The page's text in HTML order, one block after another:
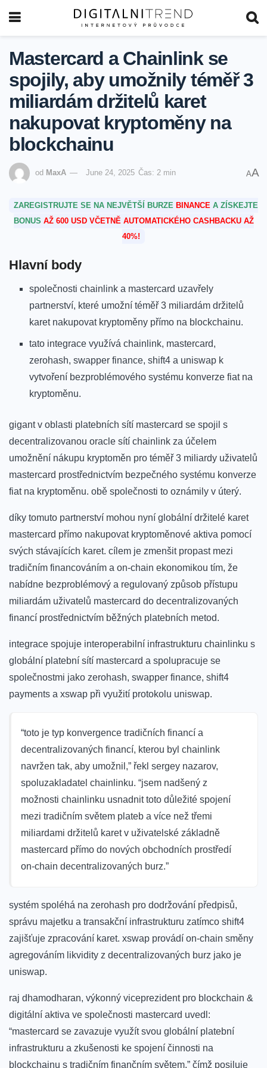
Mastercard a Chainlink se
spojily, aby umožnily téměř 3
miliardám držitelů karet
nakupovat kryptoměny na
blockchainu
od MaxA June 24, 2025 Čas: 2 min AA
ZAREGISTRUJTE SE NA NEJVĚTŠÍ BURZE BINANCE A ZÍSKEJTE
BONUS AŽ 600 USD VČETNĚ AUTOMATICKÉHO CASHBACKU AŽ
40%!
Hlavní body
společnosti chainlink a mastercard uzavřely
partnerství, které umožní téměř 3 miliardám držitelů
karet nakupovat kryptoměny přímo na blockchainu.
tato integrace využívá chainlink, mastercard,
zerohash, swapper finance, shift4 a uniswap k
vytvoření bezproblémového systému konverze fiat na
kryptoměnu.
gigant v oblasti platebních sítí mastercard se spojil s
decentralizovanou oracle sítí chainlink za účelem
umožnění nákupu kryptoměn pro téměř 3 miliardy uživatelů
mastercard prostřednictvím bezpečného systému konverze
fiat na kryptoměnu. obě společnosti to oznámily v úterý.
díky tomuto partnerství mohou nyní globální držitelé karet
mastercard přímo nakupovat kryptoměnové aktiva pomocí
svých stávajících karet. cílem je zmenšit propast mezi
tradičním financováním a on-chain ekonomikou tím, že
nabídne bezproblémový a regulovaný způsob přístupu
miliardám uživatelů mastercard do decentralizovaných
financí prostřednictvím běžných platebních metod.
integrace spojuje interoperabilní infrastrukturu chainlinku s
globální platební sítí mastercard a spolupracuje se
společnostmi jako zerohash, swapper finance, shift4
payments a xswap při využití protokolu uniswap.
“toto je typ konvergence tradičních financí a
decentralizovaných financí, kterou byl chainlink
navržen tak, aby umožnil,” řekl sergey nazarov,
spoluzakladatel chainlinku. “jsem nadšený z
možnosti chainlinku usnadnit toto důležité spojení
mezi tradičním světem plateb a více než třemi
miliardami držitelů karet v uživatelské základně
mastercard přímo do nových obchodních prostředí
on-chain decentralizovaných burz.”
systém spoléhá na zerohash pro dodržování předpisů,
správu majetku a transakční infrastrukturu zatímco shift4
zajišťuje zpracování karet. xswap provádí on-chain směny
agregováním likvidity z decentralizovaných burz jako je
uniswap.
raj dhamodharan, výkonný viceprezident pro blockchain &
digitální aktiva ve společnosti mastercard uvedl:
“mastercard se zavazuje využít svou globální platební
infrastrukturu a zkušenosti ke spojení činnosti na
blockchainu s tradičním finančním světem,” čímž posiluje